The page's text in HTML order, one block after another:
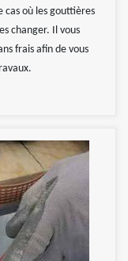
cas où les gouttières
changer. Il vous
frais afin de vous